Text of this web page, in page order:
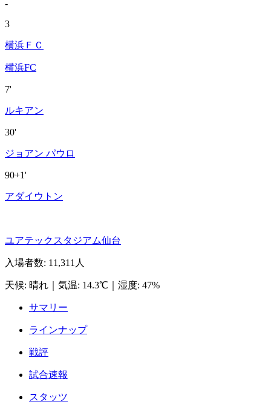
-
3
横浜ＦＣ
横浜FC
7'
ルキアン
30'
ジョアン パウロ
90+1'
アダイウトン
ユアテックスタジアム仙台
入場者数: 11,311人
天候: 晴れ 気温: 14.3℃ 湿度: 47%
サマリー
ラインナップ
戦評
試合速報
スタッツ